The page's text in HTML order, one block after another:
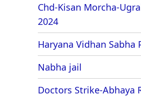
Chd-Kisan Morcha-
2024
Haryana Vidhan Sabha
Nabha jail
Doctors Strike-Abhaya